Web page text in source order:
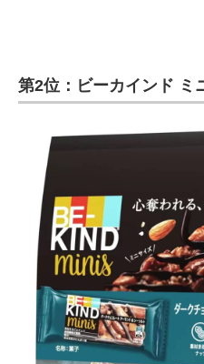
第2位：ビーカインド ミ